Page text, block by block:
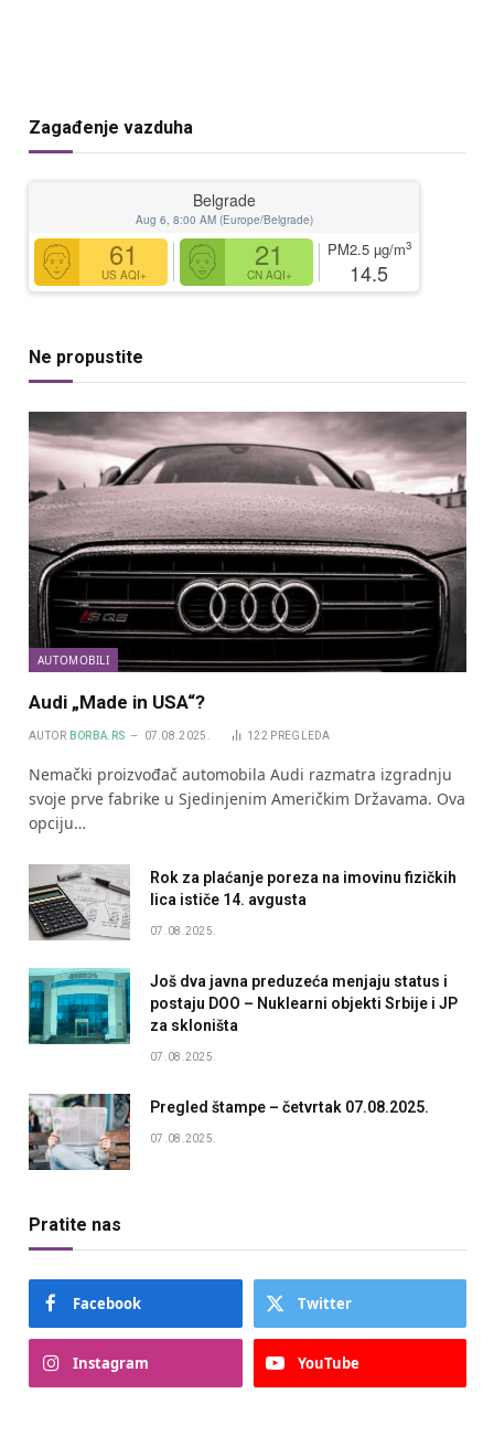
Zagađenje vazduha
Belgrade
Aug 6, 8:00 AM (Europe/Belgrade)
61
US AQI+
21
CN AQI+
PM2.5 µg/m3
14.5
Ne propustite
AUTOMOBILI
Audi „Made in USA“?
AUTOR BORBA.RS 07.08.2025. 122 PREGLEDA
Nemački proizvođač automobila Audi razmatra izgradnju
svoje prve fabrike u Sjedinjenim Američkim Državama. Ova
opciju…
Rok za plaćanje poreza na imovinu fizičkih
lica ističe 14. avgusta
07.08.2025.
Još dva javna preduzeća menjaju status i
postaju DOO – Nuklearni objekti Srbije i JP
za skloništa
07.08.2025.
Pregled štampe – četvrtak 07.08.2025.
07.08.2025.
Pratite nas
Facebook Twitter
Instagram YouTube